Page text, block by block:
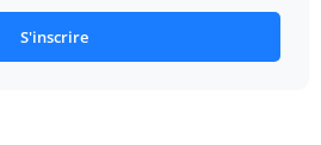
S'inscrire